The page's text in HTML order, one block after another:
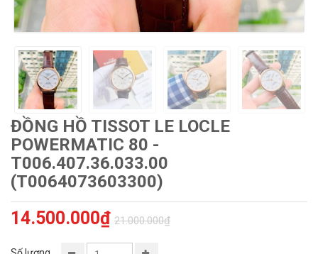
ĐỒNG HỒ TISSOT LE LOCLE
POWERMATIC 80 -
T006.407.36.033.00
(T0064073603300)
14.500.000₫ 21.000.000₫